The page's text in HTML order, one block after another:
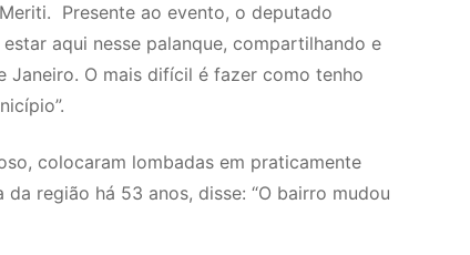
Presente ao evento, o deputado
aqui nesse palanque, compartilhando e
Janeiro. O mais difícil é fazer como tenho
colocaram lombadas em praticamente
região há 53 anos, disse: “O bairro mudou